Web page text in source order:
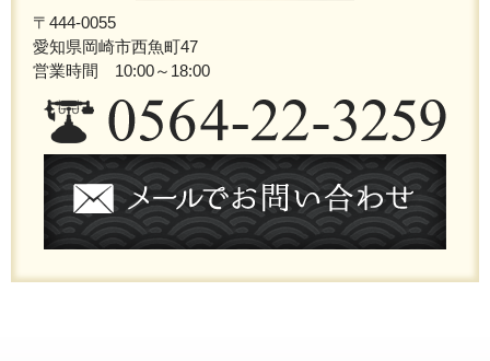
〒444-0055
愛知県岡崎市西魚町47
営業時間 10:00～18:00